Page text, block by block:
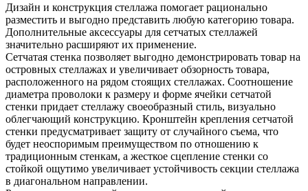
Дизайн и конструкция стеллажа помогает рационально
разместить и выгодно представить любую категорию товара.
Дополнительные аксессуары для сетчатых стеллажей
значительно расширяют их применение.
Сетчатая стенка позволяет выгодно демонстрировать товар на
островных стеллажах и увеличивает обзорность товара,
расположенного на рядом стоящих стеллажах. Соотношение
диаметра проволоки к размеру и форме ячейки сетчатой
стенки придает стеллажу своеобразный стиль, визуально
облегчающий конструкцию. Кронштейн крепления сетчатой
стенки предусматривает защиту от случайного съема, что
будет неоспоримым преимуществом по отношению к
традиционным стенкам, а жесткое сцепление стенки со
стойкой ощутимо увеличивает устойчивость секции стеллажа
в диагональном направлении.